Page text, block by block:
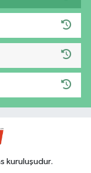
kuruluşudur.